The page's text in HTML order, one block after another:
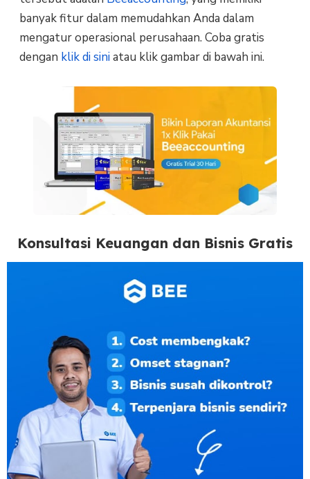
banyak fitur dalam memudahkan Anda dalam
mengatur operasional perusahaan. Coba gratis
dengan klik di siniatau klik gambar di bawah ini.
Konsultasi Keuangan dan Bisnis Gratis